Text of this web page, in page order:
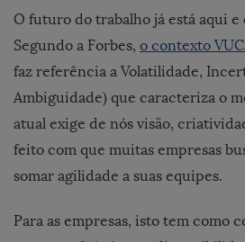
O futuro do trabalho já está aqui e
Segundo a Forbes, o contexto
faz referência a Volatilidade,
Ambiguidade) que caracteriza o
atual exige de nós visão,
feito com que muitas empresas
somar agilidade a suas equipes.
Para as empresas, isto tem como